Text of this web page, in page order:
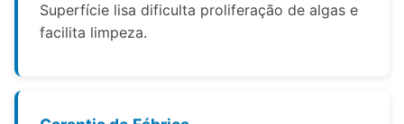
Superfície lisa dificulta proliferação de algas e
facilita limpeza.